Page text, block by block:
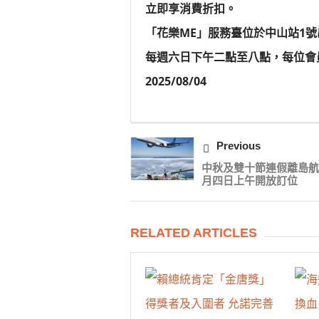
立即享消費折扣。
「花樂ME」服務臺位於中山站1
每週六日下午二點至八點，每位
2025/08/04
Previous
中秋及雙十節連假離島
月四日上午開放訂位
RELATED ARTICLES